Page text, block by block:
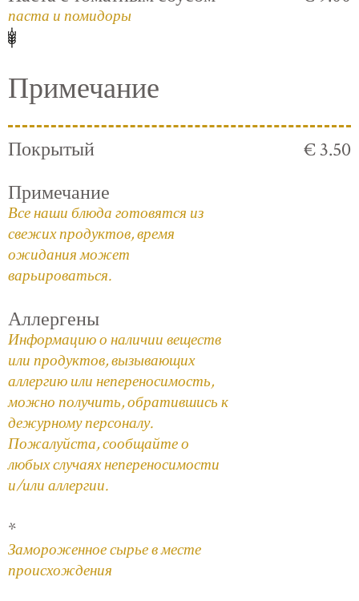
паста и помидоры
Примечание
Покрытый
€ 3.50
Примечание
Все наши блюда готовятся из
свежих продуктов, время
ожидания может
варьироваться.
Аллергены
Информацию о наличии веществ
или продуктов, вызывающих
аллергию или непереносимость,
можно получить, обратившись к
дежурному персоналу.
Пожалуйста, сообщайте о
любых случаях непереносимости
и/или аллергии.
*
Замороженное сырье в месте
происхождения